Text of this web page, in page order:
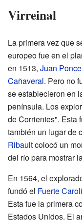
Virreinal
La primera vez que
europeo fue en el
en 1513, Juan
Cañaveral. Pero no
se establecieron en
península. Los
de Corrientes". Esta
también un lugar de
Ribaultcolocó un
del río para mostrar
En 1564, el
fundó el Fuerte
Esta fue la primera
Estados Unidos. El